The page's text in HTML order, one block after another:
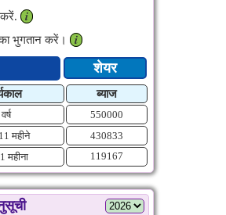
करें.
𝒊
भुगतान करें। 𝒊
शेयर
ब्याज
550000
11 महीने 430833
1 महीना 119167